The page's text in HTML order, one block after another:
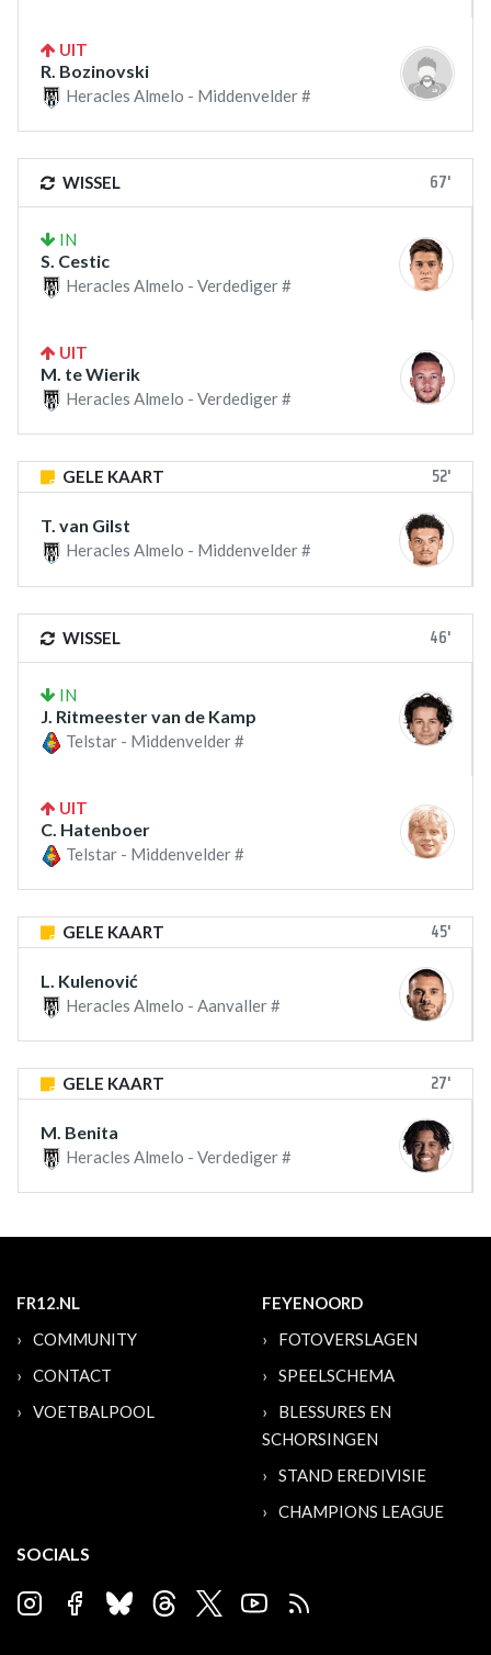
UIT
R. Bozinovski
Heracles Almelo - Middenvelder #
WISSEL 67'
IN
S. Cestic
Heracles Almelo - Verdediger #
UIT
M. te Wierik
Heracles Almelo - Verdediger #
GELE KAART 52'
T. van Gilst
Heracles Almelo - Middenvelder #
WISSEL 46'
IN
J. Ritmeester van de Kamp
Telstar - Middenvelder #
UIT
C. Hatenboer
Telstar - Middenvelder #
GELE KAART 45'
L. Kulenović
Heracles Almelo - Aanvaller #
GELE KAART 27'
M. Benita
Heracles Almelo - Verdediger #
FR12.NL
COMMUNITY
CONTACT
VOETBALPOOL
FEYENOORD
FOTOVERSLAGEN
SPEELSCHEMA
BLESSURES EN
SCHORSINGEN
STAND EREDIVISIE
CHAMPIONS LEAGUE
SOCIALS